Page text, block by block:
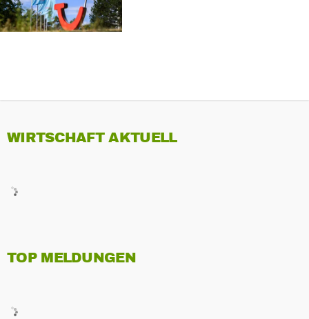
WIRTSCHAFT AKTUELL
TOP MELDUNGEN